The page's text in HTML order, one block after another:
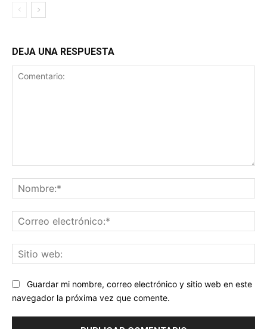
DEJA UNA RESPUESTA
Guardar mi nombre, correo electrónico y sitio web en este
navegador la próxima vez que comente.